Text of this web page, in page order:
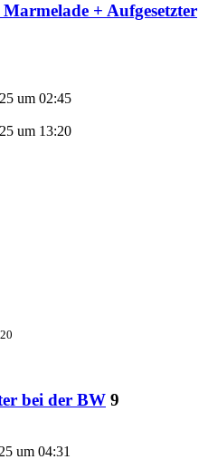
+ Aufgesetzter
um 02:45
um 13:20
bei der BW 9
um 04:31